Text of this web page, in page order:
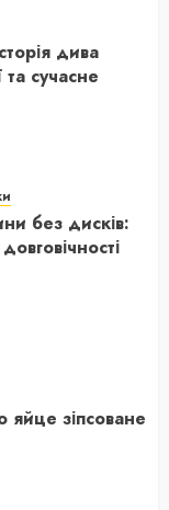
дива
та сучасне
без дисків:
яйце зіпсоване